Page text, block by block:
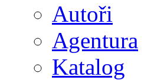
Autoři
Agentura
Katalog